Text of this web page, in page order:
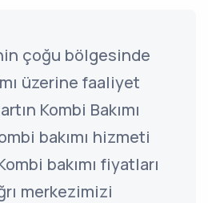
çoğu bölgesinde
üzerine faaliyet
Kombi Bakımı
bakımı hizmeti
bakımı fiyatları
merkezimizi